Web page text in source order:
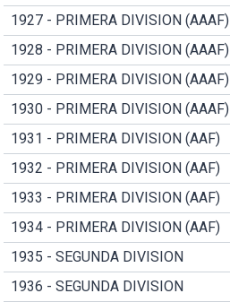
1927 - PRIMERA DIVISION (AAAF)
1928 - PRIMERA DIVISION (AAAF)
1929 - PRIMERA DIVISION (AAAF)
1930 - PRIMERA DIVISION (AAAF)
1931 - PRIMERA DIVISION (AAF)
1932 - PRIMERA DIVISION (AAF)
1933 - PRIMERA DIVISION (AAF)
1934 - PRIMERA DIVISION (AAF)
1935 - SEGUNDA DIVISION
1936 - SEGUNDA DIVISION